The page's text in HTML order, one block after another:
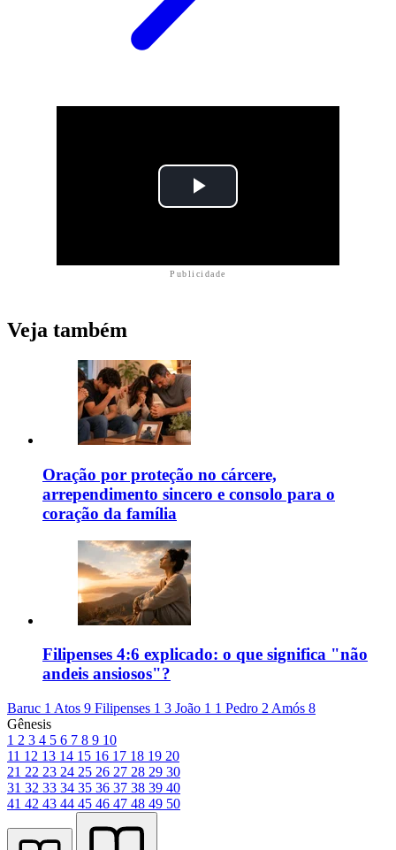
Publicidade
Veja também
Oração por proteção no cárcere,
arrependimento sincero e consolo para o
coração da família
Filipenses 4:6 explicado: o que significa "não
andeis ansiosos"?
Baruc 1 Atos 9 Filipenses 1 3 João 1 1 Pedro 2 Amós 8
Gênesis
1 2 3 4 5 6 7 8 9 10
11 12 13 14 15 16 17 18 19 20
21 22 23 24 25 26 27 28 29 30
31 32 33 34 35 36 37 38 39 40
41 42 43 44 45 46 47 48 49 50